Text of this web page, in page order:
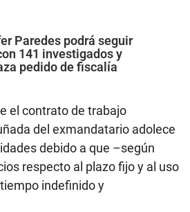
Paredes podrá seguir
141 investigados y
pedido de fiscalía
el contrato de trabajo
del exmandatario adolece
debido a que –según
respecto al plazo fijo y al uso
indefinido y